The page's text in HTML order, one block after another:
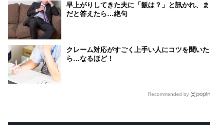
早上がりしてきた夫に「飯は？」と訊かれ、ま
だと答えたら…絶句
クレーム対応がすごく上手い人にコツを聞いた
ら…なるほど！
Recommended by